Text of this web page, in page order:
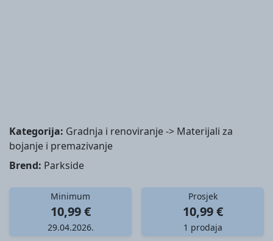
Kategorija: Gradnja i renoviranje -> Materijali za
bojanje i premazivanje
Brend: Parkside
Minimum
10,99 €
29.04.2026.
Prosjek
10,99 €
1 prodaja